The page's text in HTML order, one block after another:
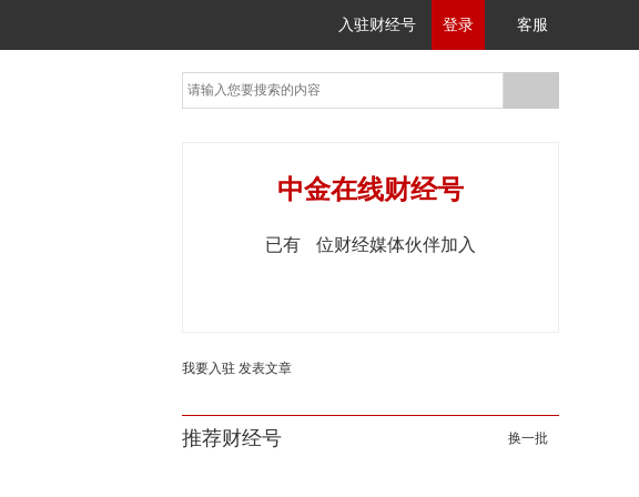
入驻财经号 登录 客服
中金在线财经号
已有 位财经媒体伙伴加入
我要入驻 发表文章
推荐财经号 换一批